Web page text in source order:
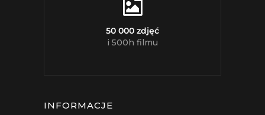
50 000 zdjęć
i 500h filmu
INFORMACJE